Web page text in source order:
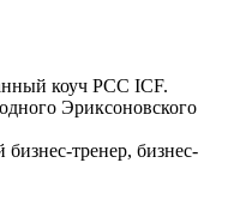
коуч PCC ICF.
Эриксоновского
тренер, бизнес-